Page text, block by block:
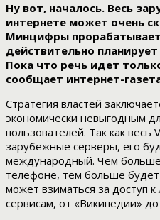
Ну вот, началось. Весь
интернете может очень
Минцифры
действительно
Пока что речь идет
сообщает интернет-
Стратегия властей
экономически невыгодным
пользователей. Так как весь
зарубежные серверы, его
международный. Чем больше
телефоне, тем больше
может взиматься за доступ
сервисам, от «Википедии»